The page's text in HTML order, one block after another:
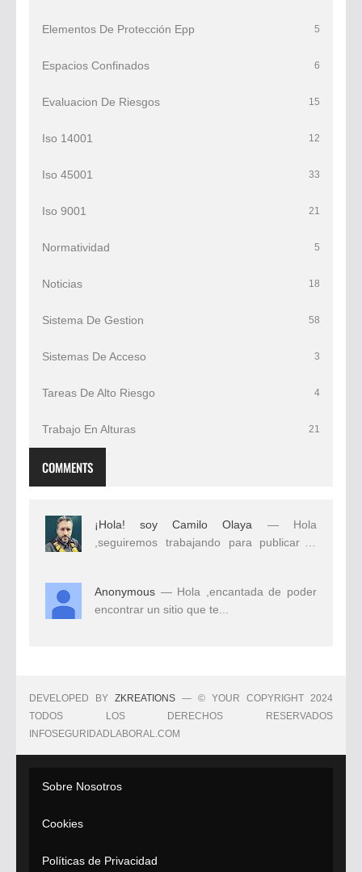
Elementos De Protección Epp 5
Espacios Confinados 6
Evaluacion De Riesgos 15
Iso 14001 12
Iso 45001 33
Iso 9001 21
Normatividad 5
Noticias 18
Sistema De Gestion 58
Sistemas De Acceso 3
Tareas De Alto Riesgo 4
Trabajo En Alturas 21
COMMENTS
¡Hola! soy Camilo Olaya — Hola
,seguiremos trabajando para publicar el
Anonymous — Hola ,encantada de poder
encontrar un sitio que te...
DEVELOPED BY ZKREATIONS — © YOUR COPYRIGHT 2024
TODOS LOS DERECHOS RESERVADOS
INFOSEGURIDADLABORAL.COM
Sobre Nosotros
Cookies
Políticas de Privacidad